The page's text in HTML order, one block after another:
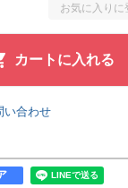
お気に入りに
カートに入れる
い合わせ